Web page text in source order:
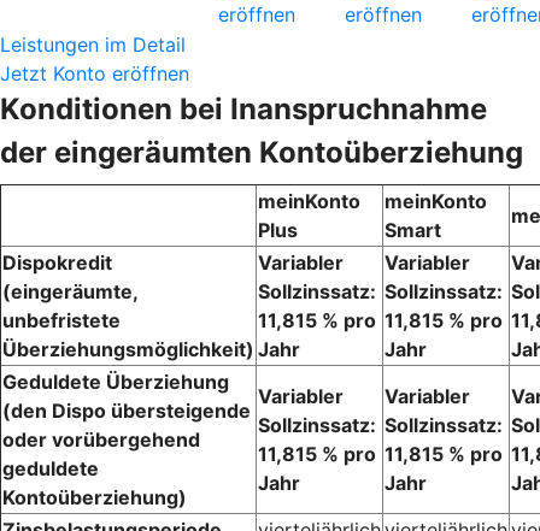
eröffnen
eröffnen
Leistungen im Detail
Jetzt Konto eröffnen
Konditionen bei Inanspruchnahme
der eingeräumten Kontoüberziehung
meinKonto
Plus
meinKonto
Smart
Dispokredit
(eingeräumte,
unbefristete
Überziehungsmöglichkeit)
Variabler
Sollzinssatz:
11,815 % pro
Jahr
Variabler
Sollzinssatz:
11,815 % pro
Jahr
Geduldete Überziehung
(den Dispo übersteigende
oder vorübergehend
geduldete
Kontoüberziehung)
Variabler
Sollzinssatz:
11,815 % pro
Jahr
Variabler
Sollzinssatz:
11,815 % pro
Jahr